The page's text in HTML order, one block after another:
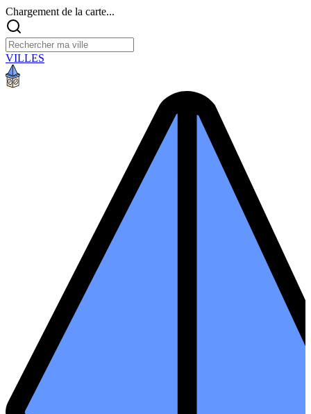
Chargement de la carte...
VILLES